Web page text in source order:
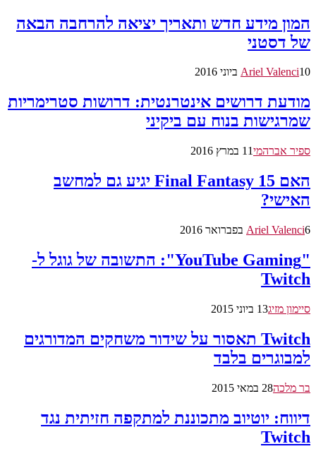
המון מידע חדש ותאריך יציאה להרחבה הבאה
של דסטני
Ariel Valenci10 ביוני 2016
מודעת דרושים אינטרנטית: דרושות סטרימריות
שמרגישות בנוח עם ביקיני
ספיר אברהמי11 במרץ 2016
האם Final Fantasy 15 יגיע גם למחשב
האישי?
Ariel Valenci6 בפברואר 2016
"YouTube Gaming": התשובה של גוגל ל-
Twitch
סיימון מזיג13 ביוני 2015
Twitch תאסור על שידור משחקים המדורגים
למבוגרים בלבד
בר מלכה28 במאי 2015
דיווח: יוטיוב מתכוננת למתקפה חזיתית נגד
Twitch